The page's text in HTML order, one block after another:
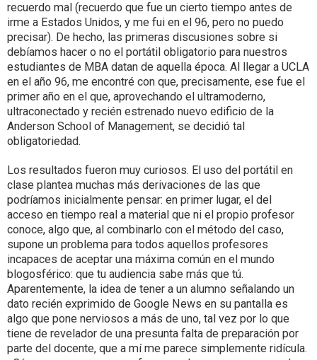
recuerdo mal (recuerdo que fue un cierto tiempo antes de
irme a Estados Unidos, y me fui en el 96, pero no puedo
precisar). De hecho, las primeras discusiones sobre si
debíamos hacer o no el portátil obligatorio para nuestros
estudiantes de MBA datan de aquella época. Al llegar a UCLA
en el año 96, me encontré con que, precisamente, ese fue el
primer año en el que, aprovechando el ultramoderno,
ultraconectado y recién estrenado nuevo edificio de la
Anderson School of Management, se decidió tal
obligatoriedad.
Los resultados fueron muy curiosos. El uso del portátil en
clase plantea muchas más derivaciones de las que
podríamos inicialmente pensar: en primer lugar, el del
acceso en tiempo real a material que ni el propio profesor
conoce, algo que, al combinarlo con el método del caso,
supone un problema para todos aquellos profesores
incapaces de aceptar una máxima común en el mundo
blogosférico: que tu audiencia sabe más que tú.
Aparentemente, la idea de tener a un alumno señalando un
dato recién exprimido de Google News en su pantalla es
algo que pone nerviosos a más de uno, tal vez por lo que
tiene de revelador de una presunta falta de preparación por
parte del docente, que a mí me parece simplemente ridícula.